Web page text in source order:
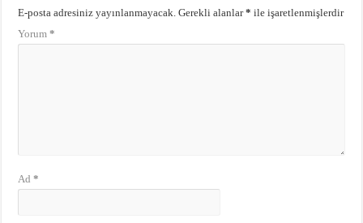
E-posta adresiniz yayınlanmayacak. Gerekli alanlar* ile işaretlenmişlerdir
Yorum*
Ad*